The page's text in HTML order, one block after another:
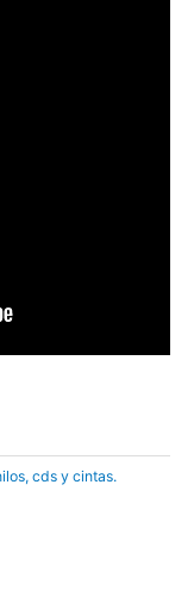
cds y cintas.